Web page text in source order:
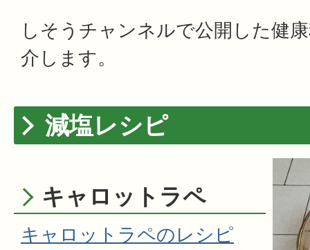
しそうチャンネルで公開した健
介します。
減塩レシピ
キャロットラペ
キャロットラペのレシピ